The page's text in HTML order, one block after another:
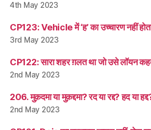
4th May 2023
CP123: Vehicle में ‘ह’ का उच्चारण नहीं
3rd May 2023
CP122: सारा शहर ग़लत था जो उसे लॉयन
2nd May 2023
206. मुक़दमा या मुक़द्दमा? रद या रद्द? हद या
2nd May 2023